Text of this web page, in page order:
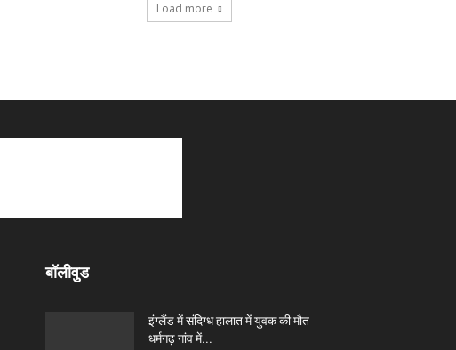
Load more
बॉलीवुड
इंग्लैंड में संदिग्ध हालात में युवक की मौत
धर्मगढ़ गांव में...